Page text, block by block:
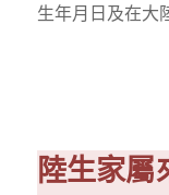
生年月日及在大
陸生家屬